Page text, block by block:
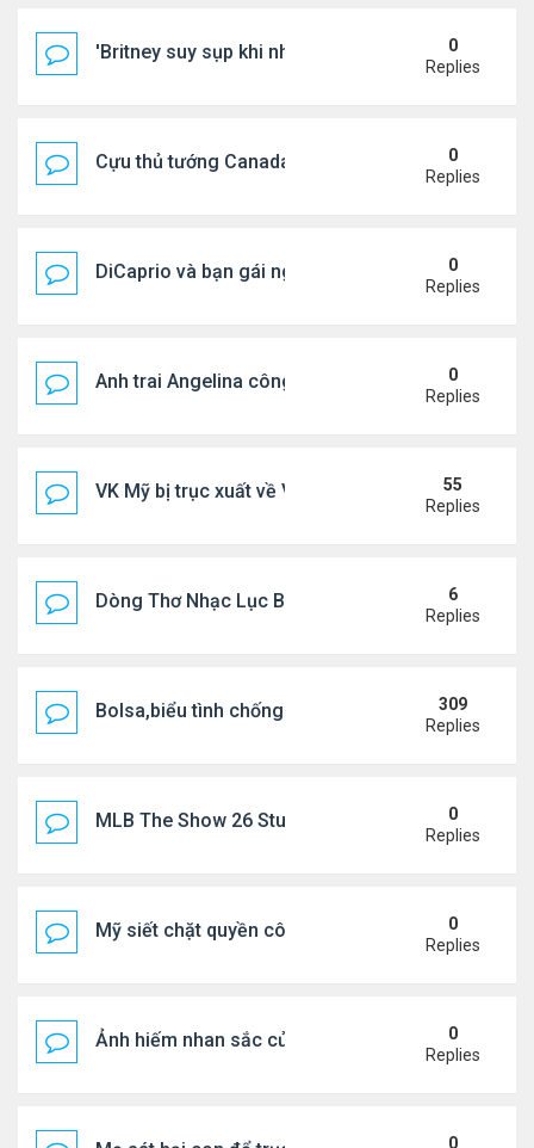
'Britney suy sụp khi nhận tin nhắn chia tay của
0
Replies
Cựu thủ tướng Canada & gf tình tứ trên biển Hy
0
Replies
DiCaprio và bạn gái nghỉ dưỡng ở Địa Trung Hải
0
Replies
Anh trai Angelina công khai đồng tính ở tuổi 53
0
Replies
VK Mỹ bị trục xuất về VN sống ra sao
55
Replies
Dòng Thơ Nhạc Lục Bát Trích Đoạn - Gõ Google:
6
Replies
Bolsa,biểu tình chống ca nô.
309
Replies
MLB The Show 26 Stubs Tips for Efficient
0
Replies
Mỹ siết chặt quyền công dân theo nơi sinh, mở
0
Replies
Ảnh hiếm nhan sắc của Thẩm Thuý Hằng0
Replies
0